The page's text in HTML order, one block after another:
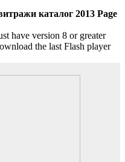
каталог 2013 Page
have version 8 or greater
the last Flash player